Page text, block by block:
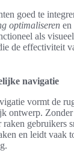
goed te
optimaliseren en
als
de effectiviteit
navigatie
vormt de
ontwerp. Zonder
raken gebruikers
en leidt vaak